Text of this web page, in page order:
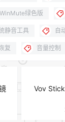
WinMute绿色版
静音工具 自
复 音量控制
Vov